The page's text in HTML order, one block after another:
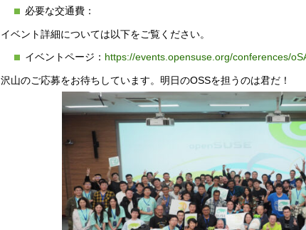
必要な交通費：
イベント詳細については以下をご覧ください。
イベントページ： https://events.opensuse.org/conferences/
沢山のご応募をお待ちしています。明日のOSSを担うのは君だ！